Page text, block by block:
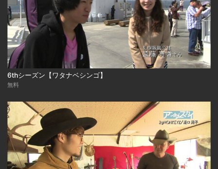
6thシーズン【ワタナベシンゴ】
無料